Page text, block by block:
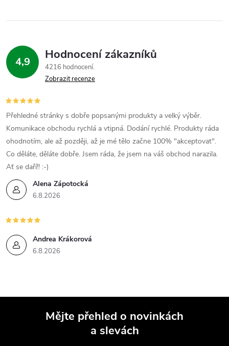
4,9 Hodnocení zákazníků
4216 hodnocení
Zobrazit recenze
Alena Zápotocká
6.8.2026
Přehledné stránky s dobře popsanými produkty a velký výběr.
Komunikace obchodu rychlá a vtipná. Dodání rychlé. Produkty ráda
ohodnotím, ale až později, až je mé tělo začne 100% "akceptovat".
Co děláte, děláte dobře. Jsem ráda, že jsem na váš obchod narazila.
Ať se daří!! :-)
Andrea Krákorová
6.8.2026
Mějte přehled o novinkách
a slevách